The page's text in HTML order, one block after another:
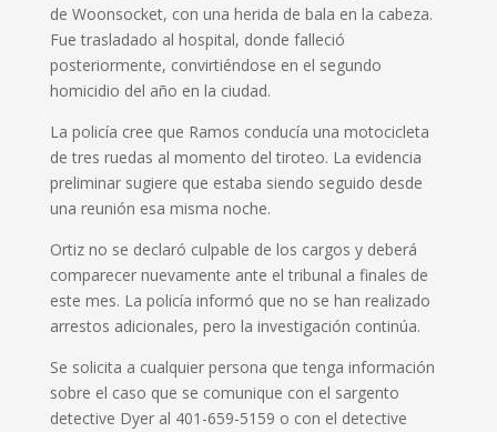
de Woonsocket, con una herida de bala en la cabeza.
Fue trasladado al hospital, donde falleció
posteriormente, convirtiéndose en el segundo
homicidio del año en la ciudad.
La policía cree que Ramos conducía una motocicleta
de tres ruedas al momento del tiroteo. La evidencia
preliminar sugiere que estaba siendo seguido desde
una reunión esa misma noche.
Ortiz no se declaró culpable de los cargos y deberá
comparecer nuevamente ante el tribunal a finales de
este mes. La policía informó que no se han realizado
arrestos adicionales, pero la investigación continúa.
Se solicita a cualquier persona que tenga información
sobre el caso que se comunique con el sargento
detective Dyer al 401-659-5159 o con el detective